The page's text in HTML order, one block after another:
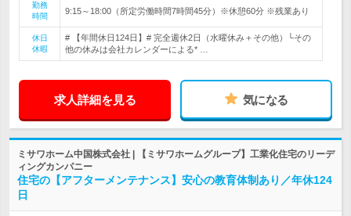
勤務
時間
9:15～18:00（所定労働時間7時間45分）※休憩60分 ※残業あり
休日
休暇
# 【年間休日124日】# 完全週休2日（水曜休み＋その他）└その
他の休みは会社カレンダーによる* …
求人詳細を見る 気になる
ミサワホーム中国株式会社 | 【ミサワホームグループ】工業化住宅のリーデ
ィングカンパニー
住宅の【アフターメンテナンス】安心の教育体制あり／年休124
日